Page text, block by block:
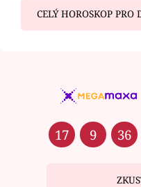
CELÝ HOROSKOP PRO
17 9 36